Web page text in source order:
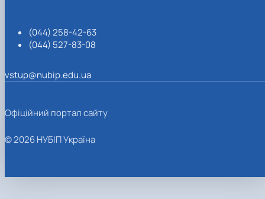
(044) 258-42-63
(044) 527-83-08
vstup@nubip.edu.ua
Офіційний портал сайту
© 2026 НУБІП Україна